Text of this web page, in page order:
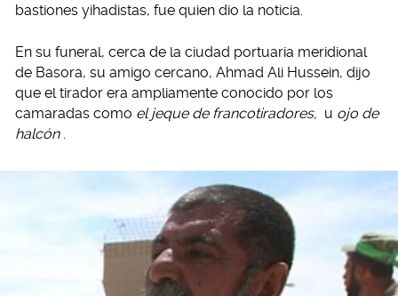
bastiones yihadistas, fue quien dio la noticia.
En su funeral, cerca de la ciudad portuaria meridional
de Basora, su amigo cercano, Ahmad Ali Hussein, dijo
que el tirador era ampliamente conocido por los
camaradas como el jeque de francotiradores, u ojo de
halcón .